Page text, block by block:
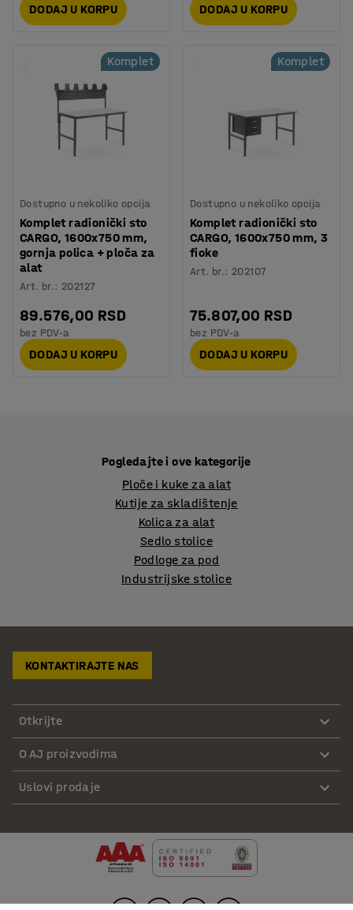
DODAJ U KORPU DODAJ U KORPU
Komplet
Dostupno u nekoliko opcija
Komplet radionički sto
CARGO, 1600x750 mm,
gornja polica + ploča za
alat
Art. br.: 202127
89.576,00 RSD
bez PDV-a
DODAJ U KORPU
Komplet
Dostupno u nekoliko opcija
Komplet radionički sto
CARGO, 1600x750 mm, 3
fioke
Art. br.: 202107
75.807,00 RSD
bez PDV-a
DODAJ U KORPU
Pogledajte i ove kategorije
Ploče i kuke za alat
Kutije za skladištenje
Kolica za alat
Sedlo stolice
Podloge za pod
Industrijske stolice
KONTAKTIRAJTE NAS
Otkrijte
O AJ proizvodima
Uslovi prodaje